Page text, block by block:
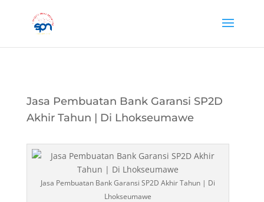
Jasa Pembuatan Bank Garansi SP2D
Akhir Tahun | Di Lhokseumawe
Jasa Pembuatan Bank Garansi SP2D Akhir Tahun | Di
Lhokseumawe